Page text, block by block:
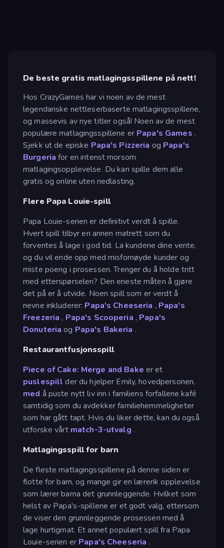
De beste gratis matlagingsspillene på nett!
Hos CrazyGames har vi noen av de mest
legendariske nettleserbaserte matlagingsspillene,
og massevis av nye titler også! Noen av de mest
populære matlagingsspillene er Papa's Games .
Sjekk ut de episke Papa's Pizzeria og Papa's
Burgeria for en intenst morsom
matlagingsopplevelse. Du kan spille dem alle
gratis og online uten nedlasting.
Flere Papa Louie-spill
Papa Louie-serien er definitivt verdt å spille.
Hvert spill tilbyr en annen matrett som du
forventes å lage i god tid. La kundene dine vente,
og du vil ende opp med misfornøyde kunder og
miste poeng i prosessen. Trenger du å holde tritt
med etterspørselen? Den eneste måten å gjøre
det på er å utvide. Noen spill som er verdt å
nevne inkluderer: Papa's Cheeseria , Papa's
Freezeria , Papa's Scooperia , Papa's
Donuteria og Papa's Bakeria .
Restaurantfusjonsspill
Piece of Cake: Merge and Bake er et
puslespill der du hjelper Emily, hovedpersonen,
med å puste nytt liv inn i familiens forfallene kafé
samtidig som du avdekker familiehemmeligheter
som har gått tapt. Hvis du liker dette, kan du også
utforske vårt match-3-utvalg .
Matlagingsspill for barn
De fleste matlagingsspillene på denne siden er
flotte for barn, og mange gir en lærerik opplevelse
som lærer barna det grunnleggende. Hvilket som
helst av Papa's-spillene er et godt valg, ettersom
de viser den grunnleggende prosessen med å
lage hurtigmat. Et annet populært spill fra Papa
Louie-serien er Papa's Cheeseria .